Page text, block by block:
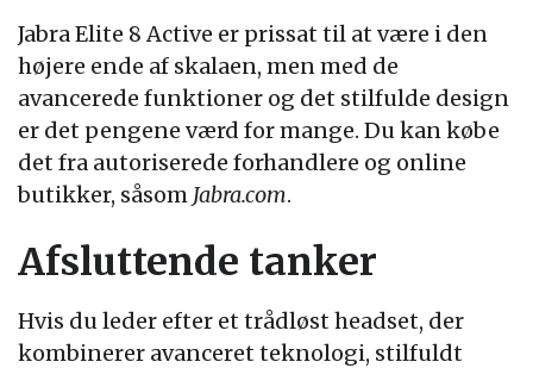
Jabra Elite 8 Active er prissat til at være i den
højere ende af skalaen, men med de
avancerede funktioner og det stilfulde design
er det pengene værd for mange. Du kan købe
det fra autoriserede forhandlere og online
butikker, såsom Jabra.com.
Afsluttende tanker
Hvis du leder efter et trådløst headset, der
kombinerer avanceret teknologi, stilfuldt